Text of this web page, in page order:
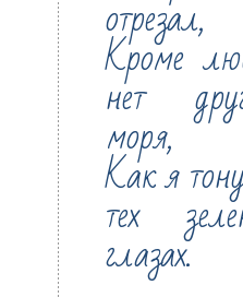
отрезал,
Кроме
нет
моря,
Как я
тех
глазах.